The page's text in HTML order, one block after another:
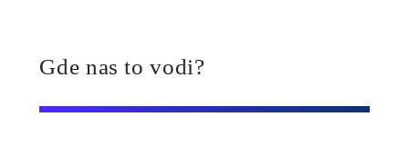
Gde nas to vodi?